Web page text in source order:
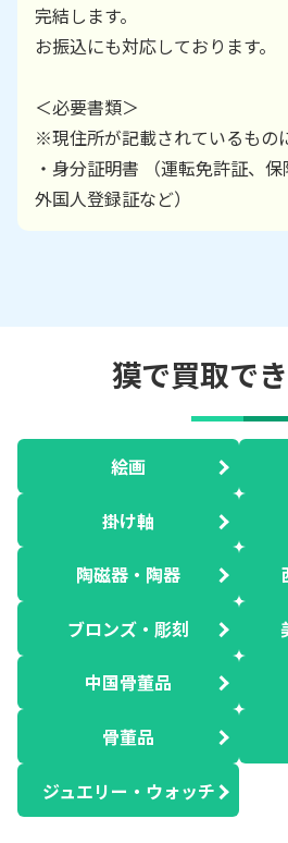
完結します。
お振込にも対応しております。
＜必要書類＞
※現住所が記載されているもの
・身分証明書 （運転免許証、保
外国人登録証など）
獏で買取で
絵画
掛け軸
陶磁器・陶器
ブロンズ・彫刻
中国骨董品
骨董品
ジュエリー・ウォッチ